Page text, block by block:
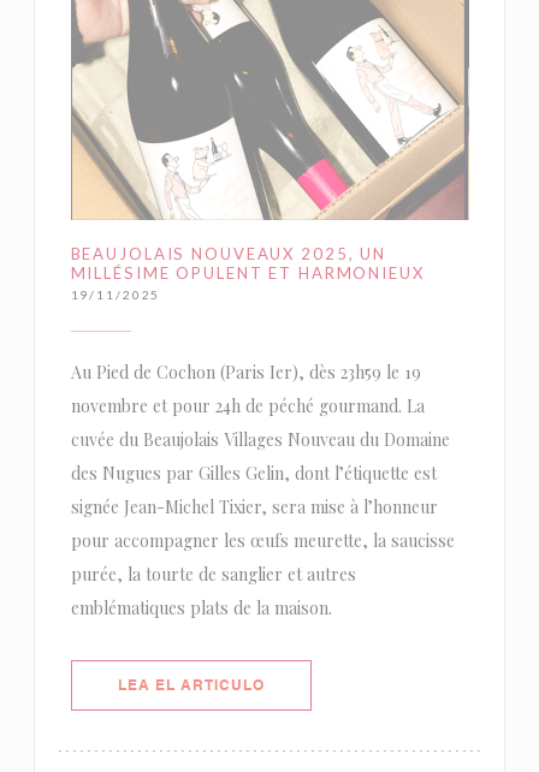
BEAUJOLAIS NOUVEAUX 2025, UN
MILLÉSIME OPULENT ET HARMONIEUX
19/11/2025
Au Pied de Cochon (Paris Ier), dès 23h59 le 19
novembre et pour 24h de péché gourmand. La
cuvée du Beaujolais Villages Nouveau du Domaine
des Nugues par Gilles Gelin, dont l’étiquette est
signée Jean-Michel Tixier, sera mise à l’honneur
pour accompagner les œufs meurette, la saucisse
purée, la tourte de sanglier et autres
emblématiques plats de la maison.
LEA EL ARTICULO((ABRE EN UNA NUEVA